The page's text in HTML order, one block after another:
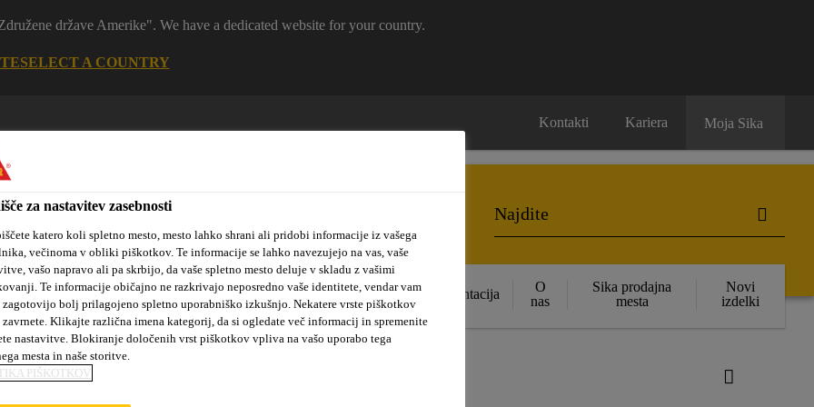
države Amerike". We have a dedicated website for your country.
SELECT A COUNTRY
Kontakti Kariera Moja Sika
Sika hidroizolacijske
rešitve
Kotiček za
arhitekte
Dokumentacija
O
nas
Sika prodajna
mesta
Novi
izdelki
za hidroizolacijske membrane
za nastavitev zasebnosti
katero koli spletno mesto, mesto lahko shrani ali pridobi informacije iz vašega
večinoma v obliki piškotkov. Te informacije se lahko navezujejo na vas, vaše
vašo napravo ali pa skrbijo, da vaše spletno mesto deluje v skladu z vašimi
Te informacije običajno ne razkrivajo neposredno vaše identitete, vendar vam
bolj prilagojeno spletno uporabniško izkušnjo. Nekatere vrste piškotkov
Klikajte različna imena kategorij, da si ogledate več informacij in spremenite
nastavitve. Blokiranje določenih vrst piškotkov vpliva na vašo uporabo tega
mesta in naše storitve.
PIŠKOTKOV